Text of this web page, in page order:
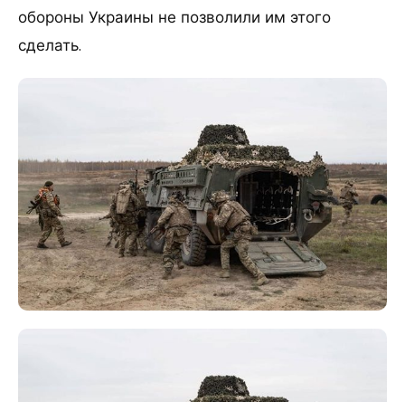
обороны Украины не позволили им этого
сделать.